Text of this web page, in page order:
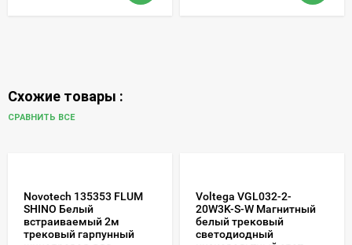
Схожие товары :
СРАВНИТЬ ВСЕ
Novotech 135353 FLUM
SHINO Белый
встраиваемый 2м
трековый гарпунный
Voltega VGL032-2-
20W3K-S-W Магнитный
белый трековый
светодиодный